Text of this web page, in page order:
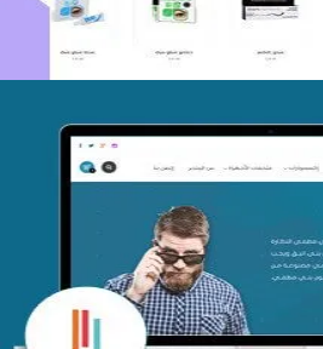
متجر اي كير
التفاصيل